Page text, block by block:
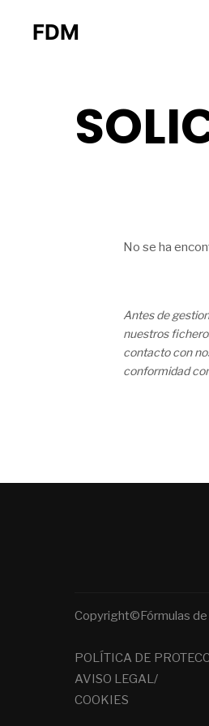
FDM
No se ha
Antes de
nuestros
contacto con
conformidad
Copyright©Fórmulas
POLÍTICA DE
AVISO LEGAL/
COOKIES